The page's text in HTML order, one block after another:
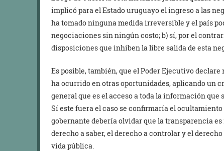
implicó para el Estado uruguayo el ingreso a las
ha tomado ninguna medida irreversible y el país
negociaciones sin ningún costo; b) sí, por el
disposiciones que inhiben la libre salida de esta
Es posible, también, que el Poder Ejecutivo
ha ocurrido en otras oportunidades, aplicando
general que es el acceso a toda la información que
Sí este fuera el caso se confirmaría el
gobernante debería olvidar que la transparencia
derecho a saber, el derecho a controlar y el
vida pública.